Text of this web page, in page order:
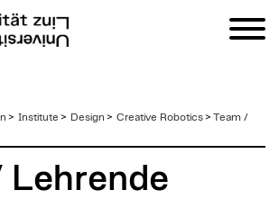
> Institute > Design > Creative Robotics> Team /
Lehrende